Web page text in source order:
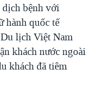
bệnh với
hành quốc tế
lịch Việt Nam
khách nước ngoài
khách đã tiêm